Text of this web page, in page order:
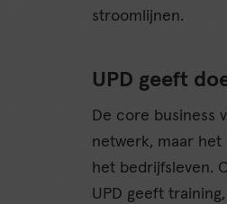
stroomlijnen.
UPD geeft
De core business
netwerk, maar het
het bedrijfsleven.
UPD geeft